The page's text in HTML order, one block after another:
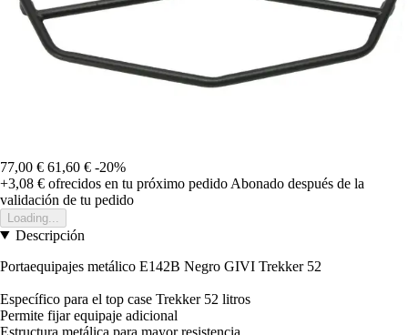
77,00 € 61,60 € -20%
+3,08 € ofrecidos en tu próximo pedido Abonado después de la
validación de tu pedido
Loading...
Descripción
Portaequipajes metálico E142B Negro GIVI Trekker 52
Específico para el top case Trekker 52 litros
Permite fijar equipaje adicional
Estructura metálica para mayor resistencia